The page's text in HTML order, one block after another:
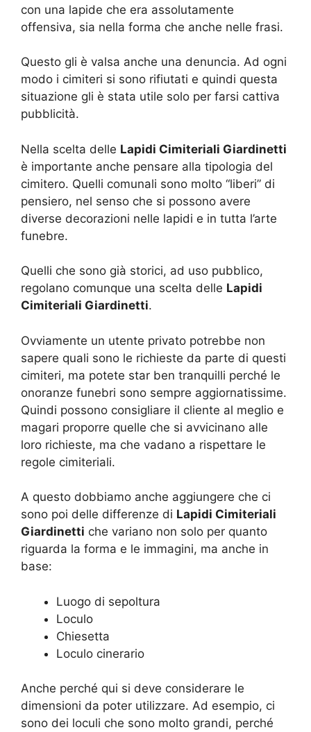
con una lapide che era assolutamente
offensiva, sia nella forma che anche nelle frasi.
Questo gli è valsa anche una denuncia. Ad ogni
modo i cimiteri si sono rifiutati e quindi questa
situazione gli è stata utile solo per farsi cattiva
pubblicità.
Nella scelta delle Lapidi Cimiteriali Giardinetti
è importante anche pensare alla tipologia del
cimitero. Quelli comunali sono molto “liberi” di
pensiero, nel senso che si possono avere
diverse decorazioni nelle lapidi e in tutta l’arte
funebre.
Quelli che sono già storici, ad uso pubblico,
regolano comunque una scelta delle Lapidi
Cimiteriali Giardinetti.
Ovviamente un utente privato potrebbe non
sapere quali sono le richieste da parte di questi
cimiteri, ma potete star ben tranquilli perché le
onoranze funebri sono sempre aggiornatissime.
Quindi possono consigliare il cliente al meglio e
magari proporre quelle che si avvicinano alle
loro richieste, ma che vadano a rispettare le
regole cimiteriali.
A questo dobbiamo anche aggiungere che ci
sono poi delle differenze di Lapidi Cimiteriali
Giardinetti che variano non solo per quanto
riguarda la forma e le immagini, ma anche in
base:
Luogo di sepoltura
Loculo
Chiesetta
Loculo cinerario
Anche perché qui si deve considerare le
dimensioni da poter utilizzare. Ad esempio, ci
sono dei loculi che sono molto grandi, perché